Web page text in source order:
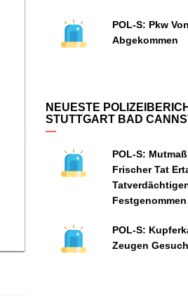
POL-S: Pkw
Abgekommen
NEUESTE
STUTTGART BAD
POL-S:
Frischer Tat
Festgenommen
POL-S:
Zeugen